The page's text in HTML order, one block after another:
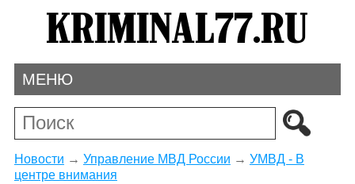
МЕНЮ
Новости → Управление МВД России → УМВД - В
центре внимания